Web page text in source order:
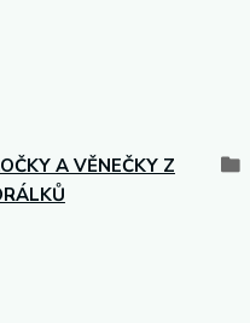
A VĚNEČKY Z